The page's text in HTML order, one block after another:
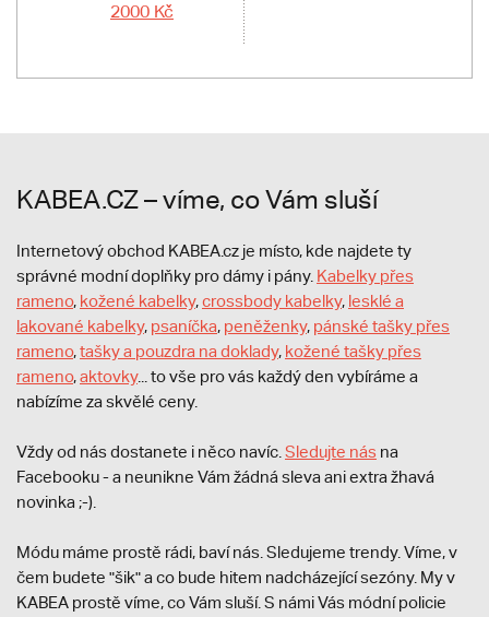
2000 Kč
KABEA.CZ – víme, co Vám sluší
Internetový obchod KABEA.cz je místo, kde najdete ty
správné modní doplňky pro dámy i pány. Kabelky přes
rameno, kožené kabelky,crossbody kabelky, lesklé a
lakované kabelky, psaníčka, peněženky, pánské tašky přes
rameno,tašky a pouzdra na doklady, kožené tašky přes
rameno,aktovky... to vše pro vás každý den vybíráme a
nabízíme za skvělé ceny.
Vždy od nás dostanete i něco navíc. Sledujte nás na
Facebooku - a neunikne Vám žádná sleva ani extra žhavá
novinka ;-).
Módu máme prostě rádi, baví nás. Sledujeme trendy. Víme, v
čem budete "šik" a co bude hitem nadcházející sezóny. My v
KABEA prostě víme, co Vám sluší. S námi Vás módní policie